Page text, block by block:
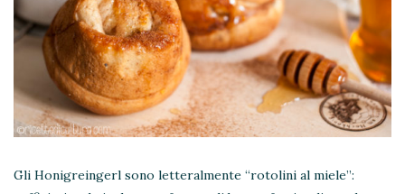
Gli Honigreingerl sono letteralmente “rotolini al miele”: